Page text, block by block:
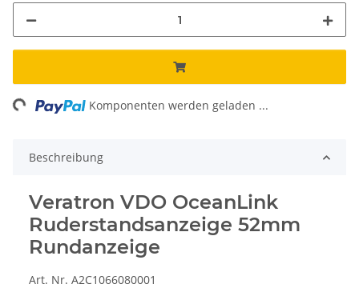
Komponenten werden geladen ...
Beschreibung
Veratron VDO OceanLink
Ruderstandsanzeige 52mm
Rundanzeige
Art. Nr. A2C1066080001